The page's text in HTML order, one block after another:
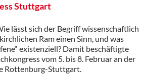
Stuttgart
lässt sich der Begriff wissenschaftlich
Ram einen Sinn, und was
existenziell? Damit beschäftigte
vom 5. bis 8. Februar an der
Rottenburg-Stuttgart.